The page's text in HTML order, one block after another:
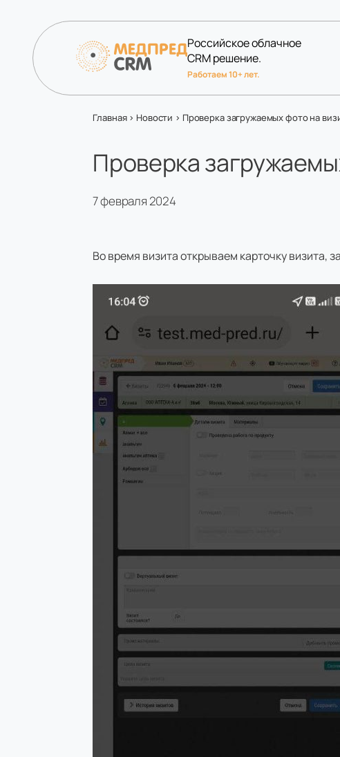
Российское облачное
CRM решение.
Работаем 10+ лет.
Главная > Новости > Проверка загружаемых фото на
Проверка
7 февраля 2024
Во время визита открываем карточку визита,